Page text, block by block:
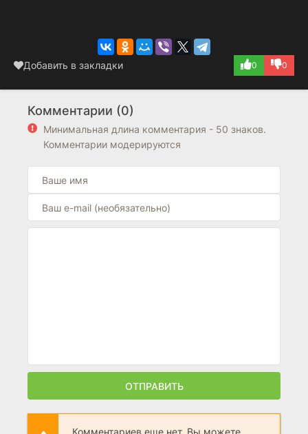
Добавить в закладки 0 0
Комментарии (0)
Минимальная длина комментария - 50 знаков.
Комментарии модерируются
ОТПРАВИТЬ
Комментариев еще нет. Вы можете